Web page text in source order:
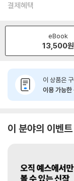
결제혜택
eBook
13,500원
이 상품은
이용 가능한
이 분야의 이벤트